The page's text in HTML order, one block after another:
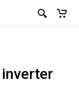
inverter